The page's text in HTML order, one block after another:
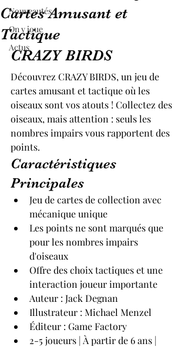
Nouveautés
On y joue
Actus
Cartes Amusant et
Tactique
CRAZY BIRDS
Découvrez CRAZY BIRDS, un jeu de
cartes amusant et tactique où les
oiseaux sont vos atouts ! Collectez des
oiseaux, mais attention : seuls les
nombres impairs vous rapportent des
points.
Caractéristiques
Principales
Jeu de cartes de collection avec
mécanique unique
Les points ne sont marqués que
pour les nombres impairs
d'oiseaux
Offre des choix tactiques et une
interaction joueur importante
Auteur : Jack Degnan
Illustrateur : Michael Menzel
Éditeur : Game Factory
2-5 joueurs | À partir de 6 ans |